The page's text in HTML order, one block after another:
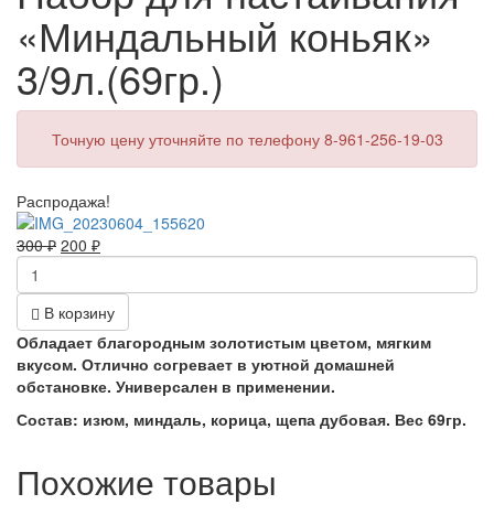
«Миндальный коньяк»
3/9л.(69гр.)
Точную цену уточняйте по телефону 8-961-256-19-03
Распродажа!
300₽ 200 ₽
В корзину
Обладает благородным золотистым цветом, мягким
вкусом. Отлично согревает в уютной домашней
обстановке. Универсален в применении.
Состав: изюм, миндаль, корица, щепа дубовая. Вес 69гр.
Похожие товары